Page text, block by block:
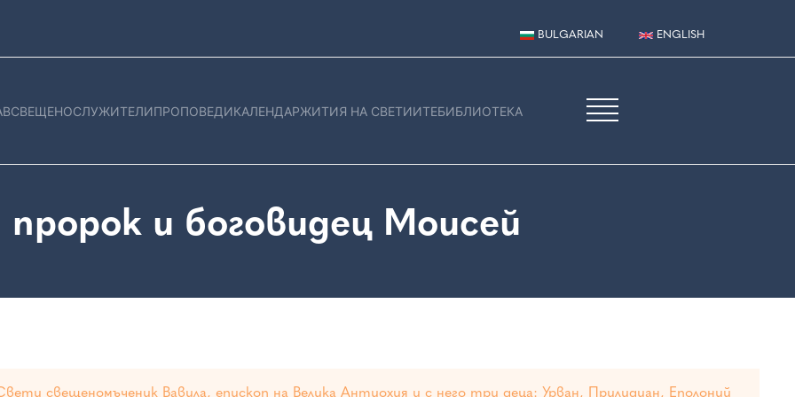
BULGARIAN ENGLISH
СВЕЩЕНОСЛУЖИТЕЛИПРОПОВЕДИКАЛЕНДАРЖИТИЯ НА СВЕТИИТЕБИБЛИОТЕКА
и боговидец Моисей
свещеномъченик Вавила, епископ на Велика Антиохия и с него три деца: Урван, Прилидиан, Еполоний